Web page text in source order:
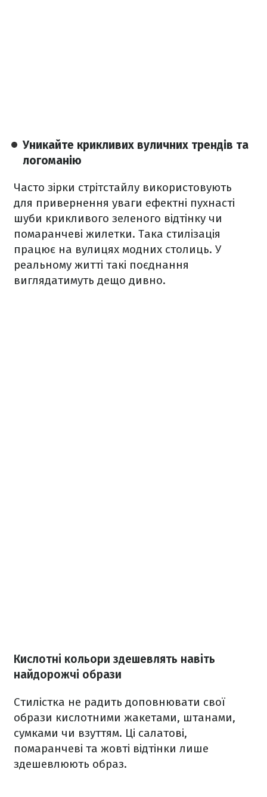
Уникайте крикливих вуличних трендів та
логоманію
Часто зірки стрітстайлу використовують
для привернення уваги ефектні пухнасті
шуби крикливого зеленого відтінку чи
помаранчеві жилетки. Така стилізація
працює на вулицях модних столиць. У
реальному житті такі поєднання
виглядатимуть дещо дивно.
Кислотні кольори здешевлять навіть
найдорожчі образи
Стилістка не радить доповнювати свої
образи кислотними жакетами, штанами,
сумками чи взуттям. Ці салатові,
помаранчеві та жовті відтінки лише
здешевлюють образ.